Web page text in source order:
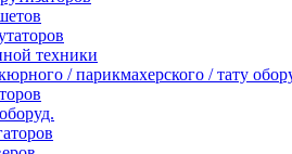
техники
/ парикмахерского / тату